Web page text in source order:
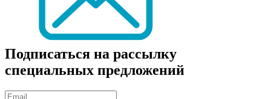
Подписаться на рассылку
специальных предложений